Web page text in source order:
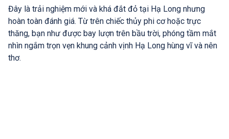
Đây là trải nghiệm mới và khá đắt đỏ tại Hạ Long nhưng
hoàn toàn đánh giá. Từ trên chiếc thủy phi cơ hoặc trực
thăng, bạn như được bay lượn trên bầu trời, phóng tầm mắt
nhìn ngắm trọn vẹn khung cảnh vịnh Hạ Long hùng vĩ và nên
thơ.